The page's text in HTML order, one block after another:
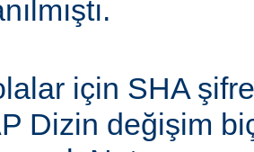
için SHA
Dizin değişim